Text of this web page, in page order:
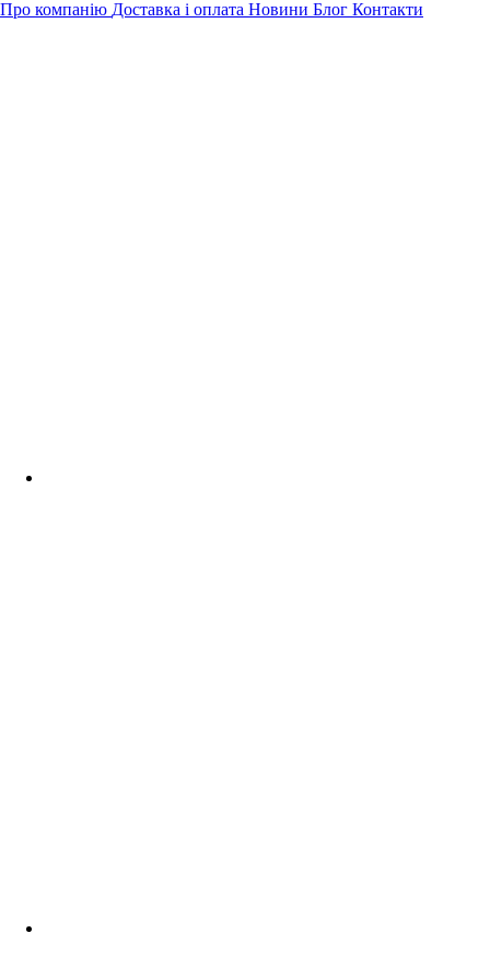
Про компанію Доставка і оплата Новини Блог Контакти